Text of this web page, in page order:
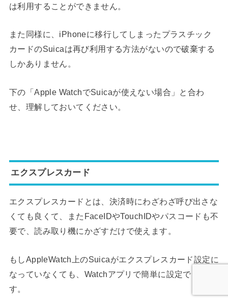
は利用することができません。
また同様に、iPhoneに移行してしまったプラスチック
カードのSuicaは再び利用する方法がないので破棄する
しかありません。
下の「Apple WatchでSuicaが使えない場合」と合わ
せ、理解しておいてください。
エクスプレスカード
エクスプレスカードとは、決済時にわざわざ呼び出さな
くても良くて、またFaceIDやTouchIDやパスコードも不
要で、読み取り機にかざすだけで使えます。
もしAppleWatch上のSuicaがエクスプレスカード設定に
なっていなくても、Watchアプリで簡単に設定できま
す。